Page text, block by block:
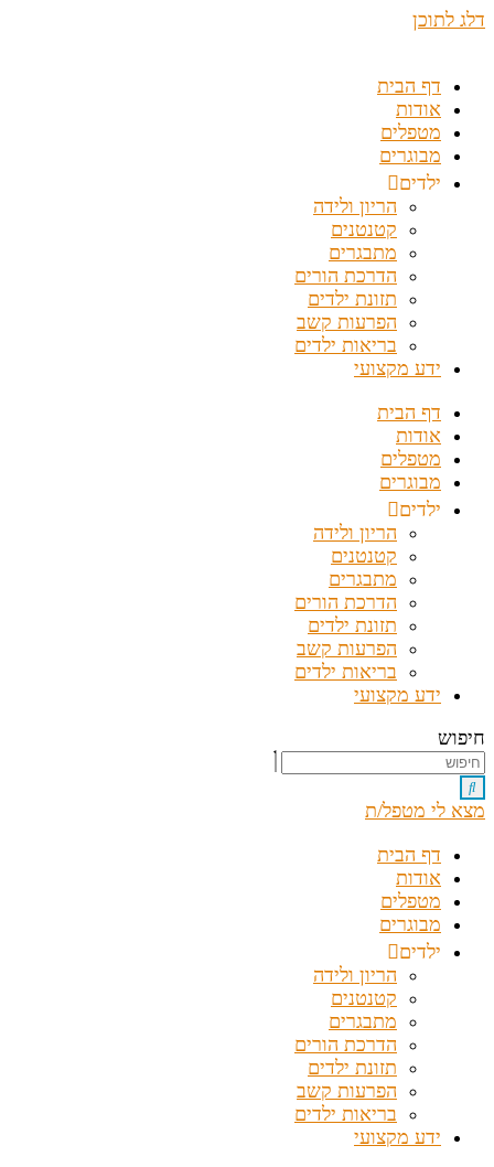
דלג לתוכן
דף הבית
אודות
מטפלים
מבוגרים
ילדים
הריון ולידה
קטנטנים
מתבגרים
הדרכת הורים
תזונת ילדים
הפרעות קשב
בריאות ילדים
ידע מקצועי
דף הבית
אודות
מטפלים
מבוגרים
ילדים
הריון ולידה
קטנטנים
מתבגרים
הדרכת הורים
תזונת ילדים
הפרעות קשב
בריאות ילדים
ידע מקצועי
חיפוש
מצא לי מטפל/ת
דף הבית
אודות
מטפלים
מבוגרים
ילדים
הריון ולידה
קטנטנים
מתבגרים
הדרכת הורים
תזונת ילדים
הפרעות קשב
בריאות ילדים
ידע מקצועי